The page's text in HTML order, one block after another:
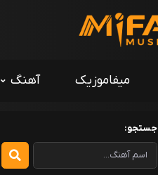
میفاموزیک آهنگ
جستجو: